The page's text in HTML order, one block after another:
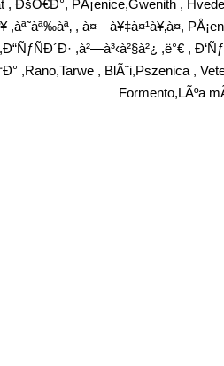
, ÐšÓ€Ð°, PÅ¡enice,Gwenith ,
,àª˜àª‰àª‚ , à¤—à¥‡à¤¹à¥‚à¤,
,à²—à³‹à²§à²¿ ,ë°€ ,
,Rano,Tarwe , BlÃ¨i,Pszenica ,
Formento,LÃºa